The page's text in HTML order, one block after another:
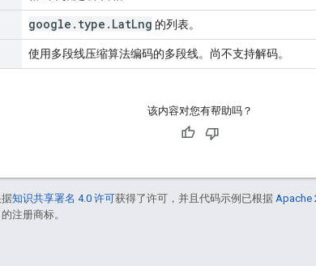
google . type . LatLng 的列表。
使用多段线压缩算法编码的多段线。尚不支持解码。
该内容对您有帮助吗？
据知识共享署名 4.0 许可获得了许可，并且代码示例已根据 Apache
注册商标。